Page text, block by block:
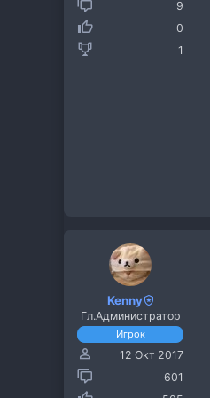
9
0
1
Kenny
Гл.Администратор
Игрок
12 Окт 2017
601